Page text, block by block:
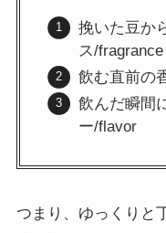
挽いた豆か
ス/fragrance
飲む直前の
飲んだ瞬間
ー/flavor
つまり、ゆっくりと